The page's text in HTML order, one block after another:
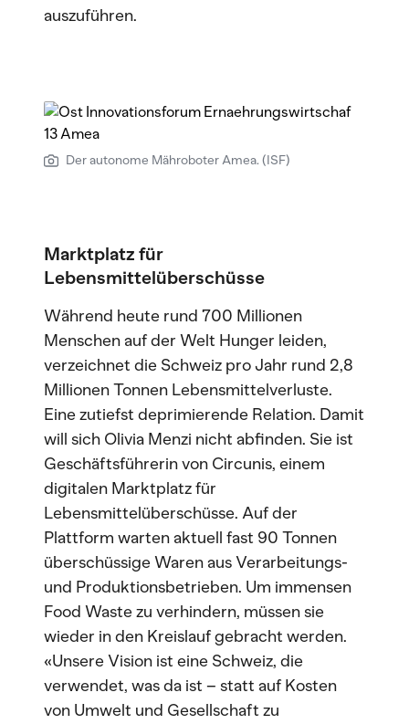
auszuführen.
Der autonome Mähroboter Amea. (ISF)
Marktplatz für
Lebensmittelüberschüsse
Während heute rund 700 Millionen
Menschen auf der Welt Hunger leiden,
verzeichnet die Schweiz pro Jahr rund 2,8
Millionen Tonnen Lebensmittelverluste.
Eine zutiefst deprimierende Relation. Damit
will sich Olivia Menzi nicht abfinden. Sie ist
Geschäftsführerin von Circunis, einem
digitalen Marktplatz für
Lebensmittelüberschüsse. Auf der
Plattform warten aktuell fast 90 Tonnen
überschüssige Waren aus Verarbeitungs-
und Produktionsbetrieben. Um immensen
Food Waste zu verhindern, müssen sie
wieder in den Kreislauf gebracht werden.
«Unsere Vision ist eine Schweiz, die
verwendet, was da ist – statt auf Kosten
von Umwelt und Gesellschaft zu